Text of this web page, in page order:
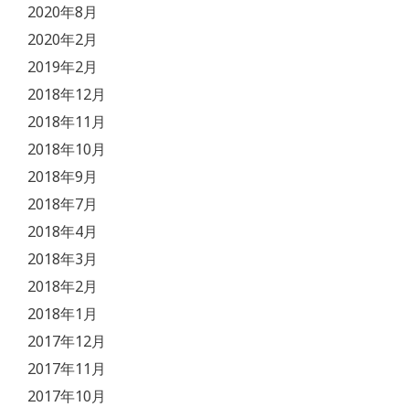
2020年8月
2020年2月
2019年2月
2018年12月
2018年11月
2018年10月
2018年9月
2018年7月
2018年4月
2018年3月
2018年2月
2018年1月
2017年12月
2017年11月
2017年10月